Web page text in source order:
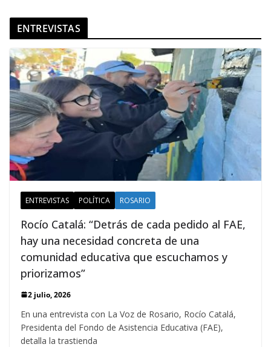
ENTREVISTAS
ENTREVISTAS POLÍTICA ROSARIO
Rocío Catalá: “Detrás de cada pedido al FAE,
hay una necesidad concreta de una
comunidad educativa que escuchamos y
priorizamos”
2 julio, 2026
En una entrevista con La Voz de Rosario, Rocío Catalá,
Presidenta del Fondo de Asistencia Educativa (FAE),
detalla la trastienda